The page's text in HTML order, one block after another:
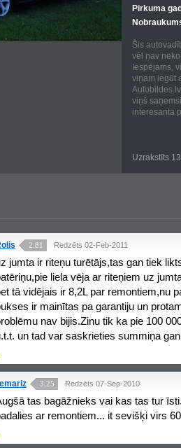
Pirkuma
Šis
vēl nav
Iespējams,
viņam iegūt
viņš
interesanta
Uzrakstīts
2.81 Redzēts 02-Feb-2011
jumta ir riteņu turētājs,tas gan tiek
liela vēja ar riteņiem uz
tā vidējais ir 8,2L par remontiem,nu
ir mainītas pa garantiju un
nav bijis.Zinu tik ka pie 100
un tad var saskrieties summiņa
3.25 Redzēts 07-Sep-2010
tas bagāžnieks vai kas tas tur
ar remontiem... it sevišķi virs